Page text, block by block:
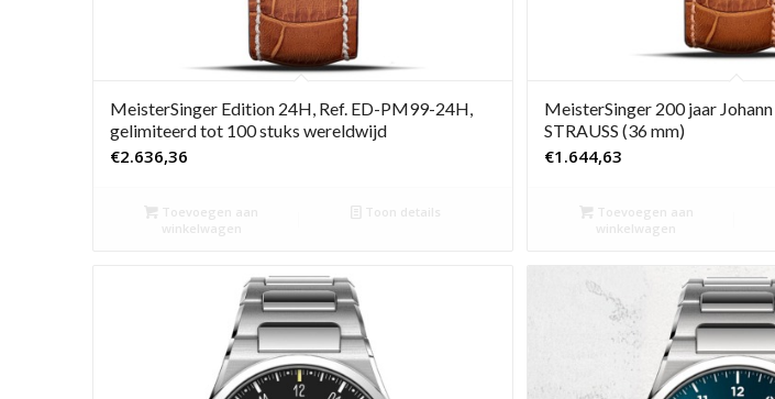
MeisterSinger Edition 24H, Ref. ED-PM99-24H,
gelimiteerd tot 100 stuks wereldwijd
€2.636,36
Toevoegen aan
winkelwagen
Toon details
MeisterSinger 200 jaar
STRAUSS (36 mm)
€1.644,63
Toevoegen aan
winkelwagen